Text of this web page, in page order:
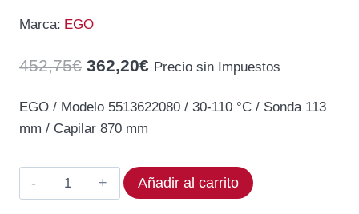
Marca: EGO
452,75€ El
original
452,75€.
362,20€El
362,20€.
Precio sin Impuestos
EGO / Modelo 5513622080 / 30-110 °C / Sonda 113
mm / Capilar 870 mm
Termostato
EGO
Añadir al carrito